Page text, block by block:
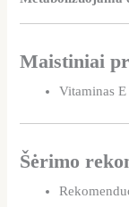
Maistiniai
Vitaminas
Šėrimo